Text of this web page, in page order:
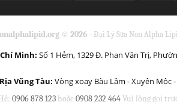
© 2026 - Đại Lý Sữa Non Alpha
Minh: Số 1 Hẻm, 1329 Đ. Phan Văn Trị,
Vũng Tàu: Vòng xoay Bàu Lâm - Xuyên Mộc -
0906 878 123 hoặc0908 232 464Vui lòng gọi